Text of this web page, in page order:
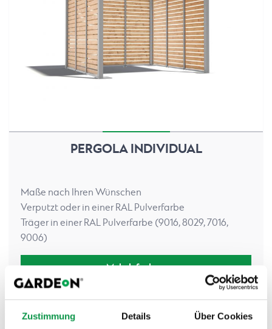
Zustimmung Details Über Cookies
PERGOLA INDIVIDUAL
Maße nach Ihren Wünschen
Verputzt oder in einer RAL Pulverfarbe
Träger in einer RAL Pulverfarbe (9016, 8029, 7016,
9006)
Mehr Info dazu